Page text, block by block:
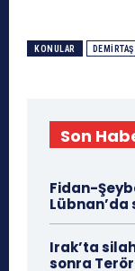
KONULAR DEMIRTAŞ
Son
Fidan-
Irak’ta
sonra